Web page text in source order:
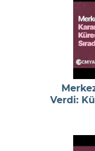
Verdi: